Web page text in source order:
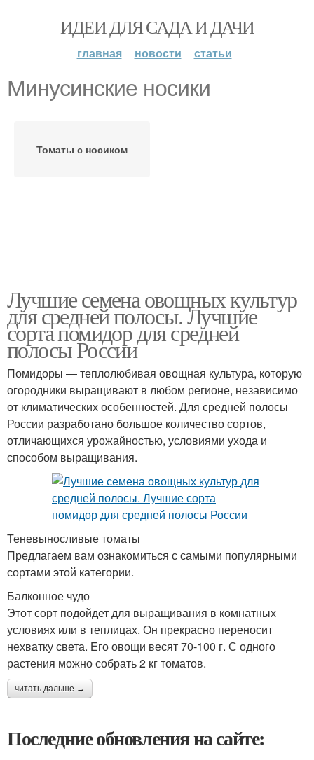
ИДЕИ ДЛЯ САДА И ДАЧИ
главная новости статьи
Минусинские носики
Томаты с носиком
Лучшие семена овощных культур
для средней полосы. Лучшие
сорта помидор для средней
полосы России
Помидоры — теплолюбивая овощная культура, которую
огородники выращивают в любом регионе, независимо
от климатических особенностей. Для средней полосы
России разработано большое количество сортов,
отличающихся урожайностью, условиями ухода и
способом выращивания.
Теневыносливые томаты
Предлагаем вам ознакомиться с самыми популярными
сортами этой категории.
Балконное чудо
Этот сорт подойдет для выращивания в комнатных
условиях или в теплицах. Он прекрасно переносит
нехватку света. Его овощи весят 70-100 г. С одного
растения можно собрать 2 кг томатов.
читать дальше →
Последние обновления на сайте: